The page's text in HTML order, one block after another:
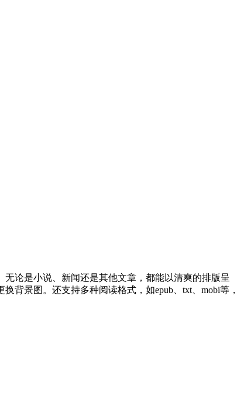
论是小说、新闻还是其他文章，都能以清爽的排版呈
背景图。还支持多种阅读格式，如epub、txt、mobi等，